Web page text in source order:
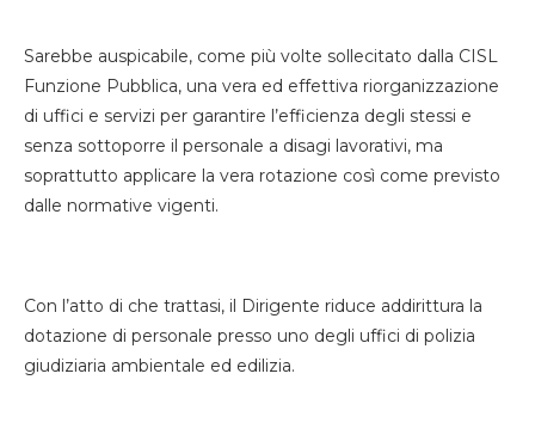
Sarebbe auspicabile, come più volte sollecitato dalla CISL
Funzione Pubblica, una vera ed effettiva riorganizzazione
di uffici e servizi per garantire l’efficienza degli stessi e
senza sottoporre il personale a disagi lavorativi, ma
soprattutto applicare la vera rotazione così come previsto
dalle normative vigenti.
Con l’atto di che trattasi, il Dirigente riduce addirittura la
dotazione di personale presso uno degli uffici di polizia
giudiziaria ambientale ed edilizia.